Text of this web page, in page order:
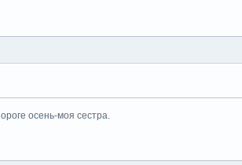
осень-моя сестра.